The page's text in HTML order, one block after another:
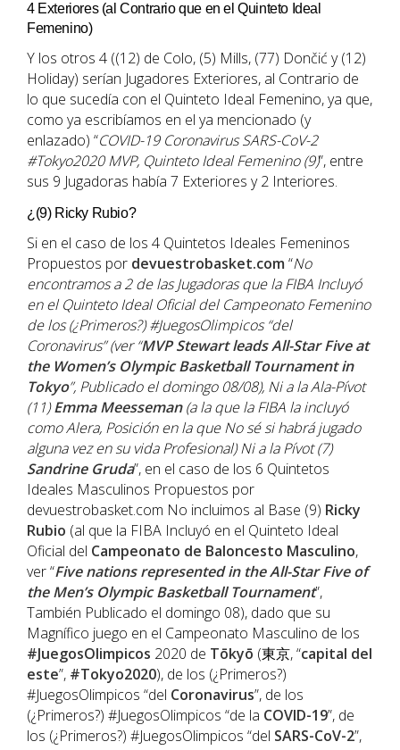
4 Exteriores (al Contrario que en el Quinteto Ideal
Femenino)
Y los otros 4 ((12) de Colo, (5) Mills, (77) Dončić y (12)
Holiday) serían Jugadores Exteriores, al Contrario de
lo que sucedía con el Quinteto Ideal Femenino, ya que,
como ya escribíamos en el ya mencionado (y
enlazado) “COVID-19 Coronavirus SARS-CoV-2
#Tokyo2020 MVP, Quinteto Ideal Femenino (9)”, entre
sus 9 Jugadoras había 7 Exteriores y 2 Interiores.
¿(9) Ricky Rubio?
Si en el caso de los 4 Quintetos Ideales Femeninos
Propuestos por devuestrobasket.com “No
encontramos a 2 de las Jugadoras que la FIBA Incluyó
en el Quinteto Ideal Oficial del Campeonato Femenino
de los (¿Primeros?) #JuegosOlimpicos “del
Coronavirus” (ver “MVP Stewart leads All-Star Five at
the Women’s Olympic Basketball Tournament in
Tokyo”, Publicado el domingo 08/08), Ni a la Ala-Pívot
(11)Emma Meesseman(a la que la FIBA la incluyó
como Alera, Posición en la que No sé si habrá jugado
alguna vez en su vida Profesional) Ni a la Pívot (7)
Sandrine Gruda”, en el caso de los 6 Quintetos
Ideales Masculinos Propuestos por
devuestrobasket.com No incluimos al Base (9) Ricky
Rubio (al que la FIBA Incluyó en el Quinteto Ideal
Oficial del Campeonato de Baloncesto Masculino,
ver “Five nations represented in the All-Star Five of
the Men’s Olympic Basketball Tournament”,
También Publicado el domingo 08), dado que su
Magnífico juego en el Campeonato Masculino de los
#JuegosOlimpicos 2020 de Tōkyō (東京, “capital del
este”, #Tokyo2020), de los (¿Primeros?)
#JuegosOlimpicos “del Coronavirus”, de los
(¿Primeros?) #JuegosOlimpicos “de la COVID-19”, de
los (¿Primeros?) #JuegosOlimpicos “del SARS-CoV-2”,